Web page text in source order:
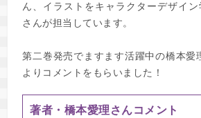
ん、イラストをキャラクターデザイ
さんが担当しています。
第二巻発売でますます活躍中の橋本愛
よりコメントをもらいました！
著者・橋本愛理さんコメント